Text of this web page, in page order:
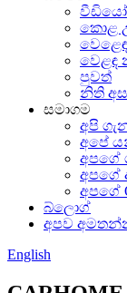
වීඩියෝ
කොළ
වෙළඳ
පුවත්
නිති
සමාගම
අපි
අපේ
අපගේ
අපගේ
අපගේ
බ්ලොග්
අපව
English